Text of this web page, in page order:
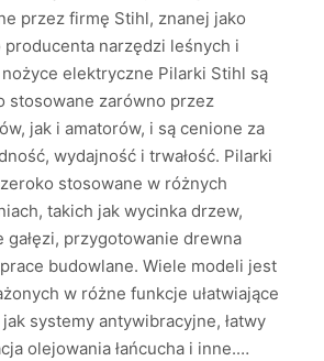
przez firmę Stihl, znanej jako
producenta narzędzi leśnych i
elektryczne Pilarki Stihl są
stosowane zarówno przez
jak i amatorów, i są cenione za
wydajność i trwałość. Pilarki
stosowane w różnych
takich jak wycinka drzew,
gałęzi, przygotowanie drewna
budowlane. Wiele modeli jest
w różne funkcje ułatwiające
systemy antywibracyjne, łatwy
olejowania łańcucha i inne.…